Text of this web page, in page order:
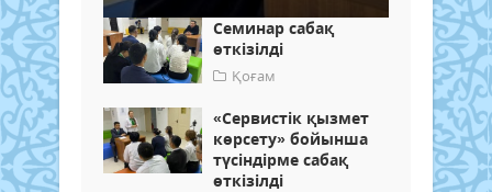
Семинар сабақ
өткізілді
Қоғам
«Сервистік қызмет
көрсету» бойынша
түсіндірме сабақ
өткізілді